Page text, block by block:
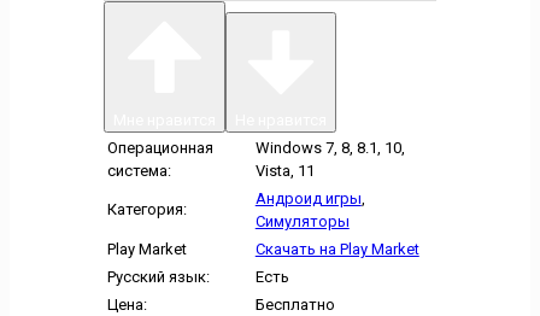
Операционная
система:
Windows 7, 8, 8.1, 10,
Vista, 11
Категория:
Андроид игры,
Симуляторы
Play Market
Скачать на Play Market
Русский язык:
Есть
Цена:
Бесплатно